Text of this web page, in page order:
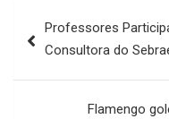
de
Professores
Consultora do
Flamengo